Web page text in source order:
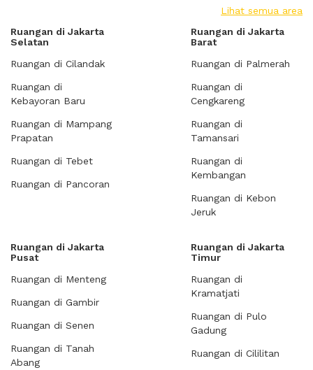
Lihat semua area
Ruangan di Jakarta
Selatan
Ruangan di Cilandak
Ruangan di
Kebayoran Baru
Ruangan di Mampang
Prapatan
Ruangan di Tebet
Ruangan di Pancoran
Ruangan di Jakarta
Barat
Ruangan di Palmerah
Ruangan di
Cengkareng
Ruangan di
Tamansari
Ruangan di
Kembangan
Ruangan di Kebon
Jeruk
Ruangan di Jakarta
Pusat
Ruangan di Menteng
Ruangan di Gambir
Ruangan di Senen
Ruangan di Tanah
Abang
Ruangan di Jakarta
Timur
Ruangan di
Kramatjati
Ruangan di Pulo
Gadung
Ruangan di Cililitan